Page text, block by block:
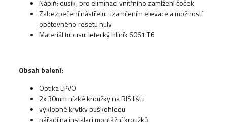
Náplň: dusík, pro eliminaci vnitřního zamlžení čoček
Zabezpečení nástřelu: uzamčením elevace a možností
opětovného resetu nuly
Materiál tubusu: letecký hliník 6061 T6
Obsah balení:
Optika LPVO
2x 30mm nízké kroužky na RIS lištu
výklopné krytky puškohledu
nářadí na instalaci montážní kroužků